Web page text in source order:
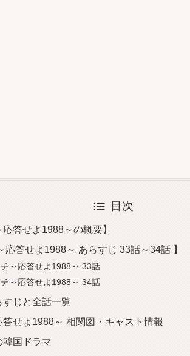
目次
応答せよ1988～の概要】
応答せよ1988～ あらすじ 33話～34話 】
～応答せよ1988～ 33話
～応答せよ1988～ 34話
じと全話一覧
せよ1988～ 相関図・キャスト情報
韓国ドラマ